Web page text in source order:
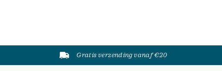
Gratis verzending vanaf €20